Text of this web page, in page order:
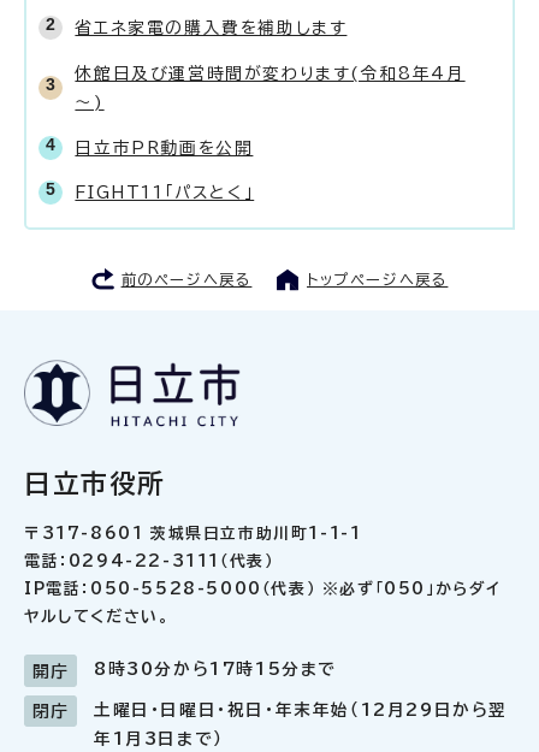
省エネ家電の購入費を補助します
休館日及び運営時間が変わります(令和8年4月
～)
日立市PR動画を公開
FIGHT11「パスとく」
前のページへ戻る トップページへ戻る
日立市役所
〒317-8601 茨城県日立市助川町1-1-1
電話：0294-22-3111（代表）
IP電話：050-5528-5000（代表） ※必ず「050」からダイ
ヤルしてください。
開庁 8時30分から17時15分まで
閉庁
土曜日・日曜日・祝日・年末年始（12月29日から翌
年1月3日まで）